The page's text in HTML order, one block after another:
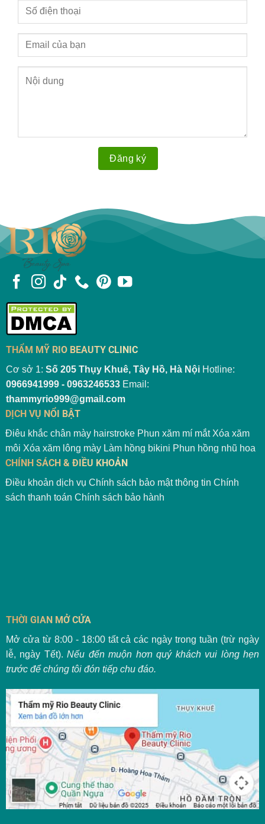
THẨM MỸ RIO BEAUTY CLINIC
Cơ sở 1: Số 205 Thụy Khuê, Tây Hồ, Hà NộiHotline:
0966941999 - 0963246533Email:
thammyrio999@gmail.com
DỊCH VỤ NỔI BẬT
Điêu khắc chân mày hairstroke Phun xăm mí mắt Xóa xăm
môi Xóa xăm lông mày Làm hồng bikini Phun hồng nhũ hoa
CHÍNH SÁCH & ĐIỀU KHOẢN
Điều khoản dịch vụ Chính sách bảo mật thông tin Chính
sách thanh toán Chính sách bảo hành
THỜI GIAN MỞ CỬA
Mở cửa từ 8:00 - 18:00 tất cả các ngày trong tuần (trừ ngày
lễ, ngày Tết).Nếu đến muộn hơn quý khách vui lòng hẹn
trước để chúng tôi đón tiếp chu đáo.